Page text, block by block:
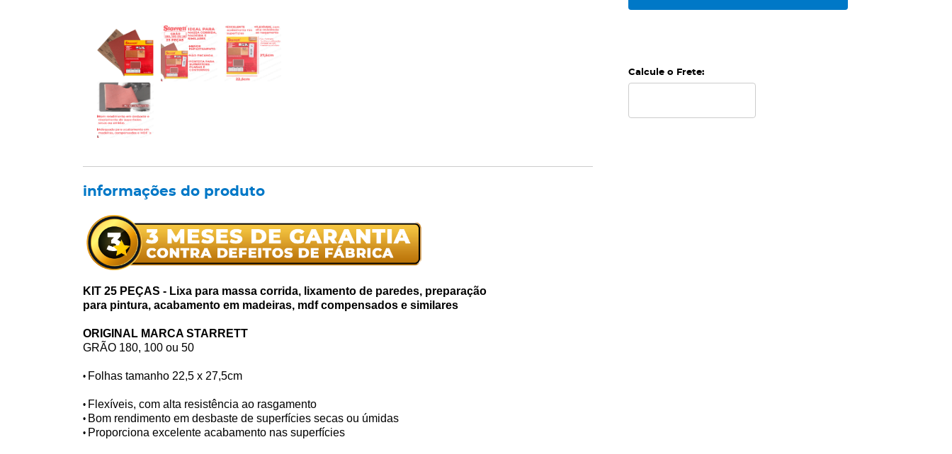
Calcule o Frete:
informações do produto
KIT 25 PEÇAS - Lixa para massa corrida, lixamento de paredes, preparação
para pintura, acabamento em madeiras, mdf compensados e similares
ORIGINAL MARCA STARRETT
GRÃO 180, 100 ou 50
• Folhas tamanho 22,5 x 27,5cm
• Flexíveis, com alta resistência ao rasgamento
• Bom rendimento em desbaste de superfícies secas ou úmidas
• Proporciona excelente acabamento nas superfícies